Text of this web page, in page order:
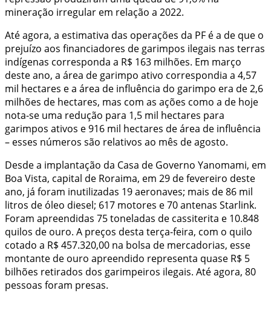
mineração irregular em relação a 2022.
Até agora, a estimativa das operações da PF é a de que o
prejuízo aos financiadores de garimpos ilegais nas terras
indígenas corresponda a R$ 163 milhões. Em março
deste ano, a área de garimpo ativo correspondia a 4,57
mil hectares e a área de influência do garimpo era de 2,6
milhões de hectares, mas com as ações como a de hoje
nota-se uma redução para 1,5 mil hectares para
garimpos ativos e 916 mil hectares de área de influência
– esses números são relativos ao mês de agosto.
Desde a implantação da Casa de Governo Yanomami, em
Boa Vista, capital de Roraima, em 29 de fevereiro deste
ano, já foram inutilizadas 19 aeronaves; mais de 86 mil
litros de óleo diesel; 617 motores e 70 antenas Starlink.
Foram apreendidas 75 toneladas de cassiterita e 10.848
quilos de ouro. A preços desta terça-feira, com o quilo
cotado a R$ 457.320,00 na bolsa de mercadorias, esse
montante de ouro apreendido representa quase R$ 5
bilhões retirados dos garimpeiros ilegais. Até agora, 80
pessoas foram presas.